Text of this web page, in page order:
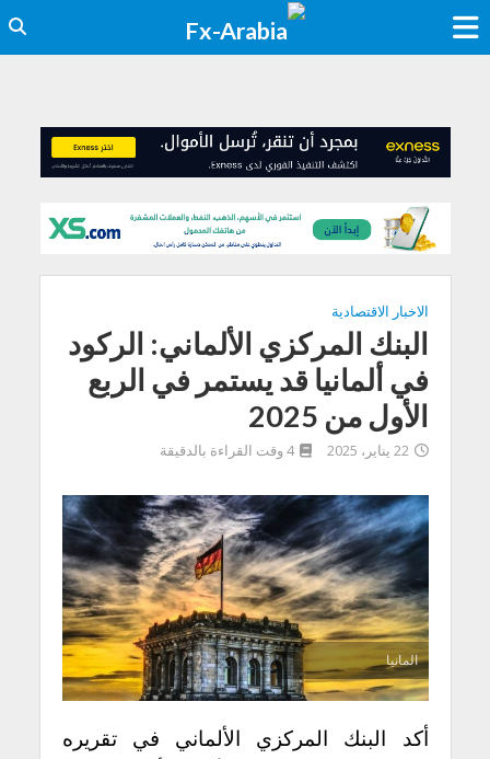
الاخبار الاقتصادية
البنك المركزي الألماني: الركود
في ألمانيا قد يستمر في الربع
الأول من 2025
22 يناير، 2025 4 وقت القراءة بالدقيقة
المانيا
أكد البنك المركزي الألماني في تقريره